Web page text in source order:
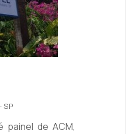
SP
de ACM,